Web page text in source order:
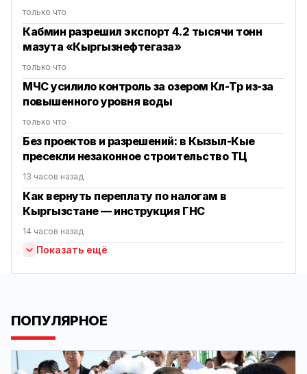
только что
Кабмин разрешил экспорт 4.2 тысячи тонн
мазута «Кыргызнефтегаза»
только что
МЧС усилило контроль за озером Көл-Төр из-за
повышенного уровня воды
только что
Без проектов и разрешений: в Кызыл-Кые
пресекли незаконное строительство ТЦ
13 часов назад
Как вернуть переплату по налогам в
Кыргызстане — инструкция ГНС
14 часов назад
Показать ещё
ПОПУЛЯРНОЕ